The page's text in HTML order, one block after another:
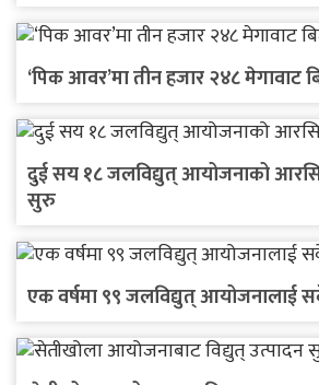
‘पिक आवर’मा तीन हजार २४८ मेगावाट
दुई सय १८ जलविद्युत् आयोजनाको
सुरु
एक वर्षमा ९९ जलविद्युत् आयोजनालाई